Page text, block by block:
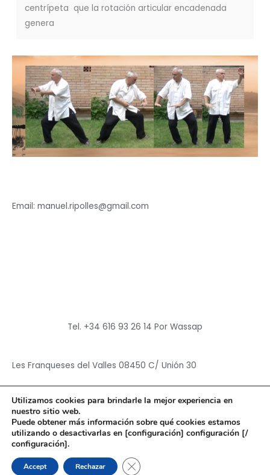
centrípeta que la rotación articular encadenada
genera
Email: manuel.ripolles@gmail.com
Tel. +34 616 93 26 14 Por Wassap
Les Franqueses del Valles 08450 C/ Unión 30
Copyright © 2026Hun Yuan Chen
Powered byHun Yuan Chen
Utilizamos cookies para brindarle la mejor experiencia en
nuestro sitio web.
Puede obtener más información sobre qué cookies estamos
utilizando o desactivarlas en [configuración] configuración [/
configuración].
Accept Rechazar CERRAR EL BANNER DE